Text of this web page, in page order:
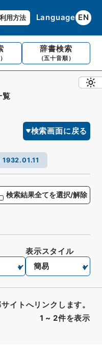
利用方法 Language EN
辞書検索
（五十音順）
覧
検索画面に戻る
検索結果全てを選択/解除
1 ~ 2件を表示
表示スタイル
イトへリンクします。